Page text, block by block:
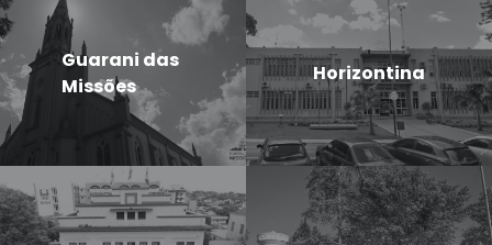
Guarani das
Missões
Horizontina